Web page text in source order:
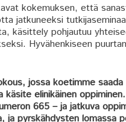
kokemuksen, että
jatkuneeksi
käsittely pohjautuu
Hyvähenkiseen
jossa koetimme
käsite elinikäinen
665 – ja jatkuva
ja pyrskähdysten